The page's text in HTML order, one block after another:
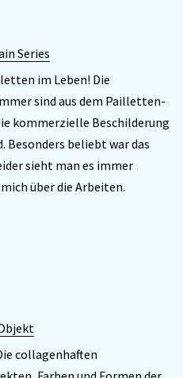
Series
im Leben! Die
sind aus dem Pailletten-
kommerzielle Beschilderung
Besonders beliebt war das
sieht man es immer
über die Arbeiten.
collagenhaften